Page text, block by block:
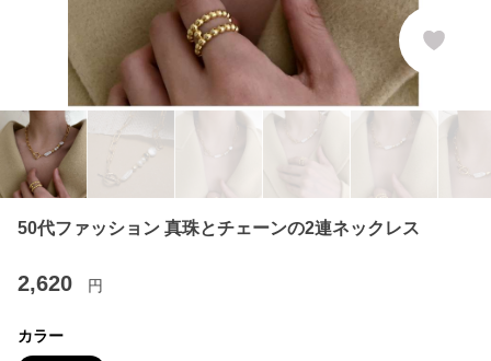
50代ファッション 真珠とチェーンの2連ネックレス
2,620 円
カラー